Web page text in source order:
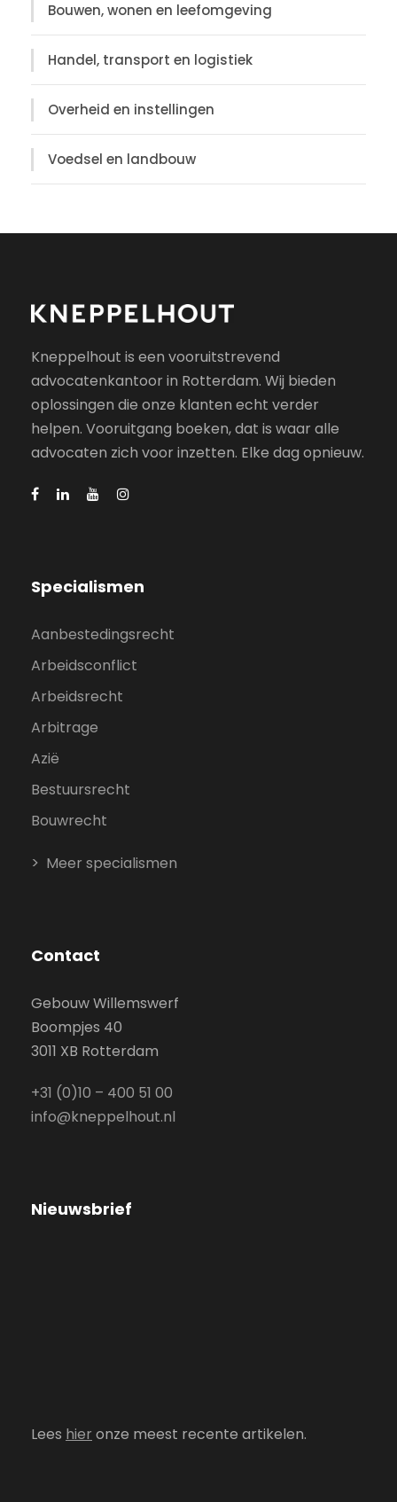
Bouwen, wonen en leefomgeving
Handel, transport en logistiek
Overheid en instellingen
Voedsel en landbouw
Kneppelhout is een vooruitstrevend
advocatenkantoor in Rotterdam. Wij bieden
oplossingen die onze klanten echt verder
helpen. Vooruitgang boeken, dat is waar alle
advocaten zich voor inzetten. Elke dag opnieuw.
Specialismen
Aanbestedingsrecht
Arbeidsconflict
Arbeidsrecht
Arbitrage
Azië
Bestuursrecht
Bouwrecht
Meer specialismen
Contact
Gebouw Willemswerf
Boompjes 40
3011 XB Rotterdam
+31 (0)10 – 400 51 00
info@kneppelhout.nl
Nieuwsbrief
Lees hier onze meest recente artikelen.